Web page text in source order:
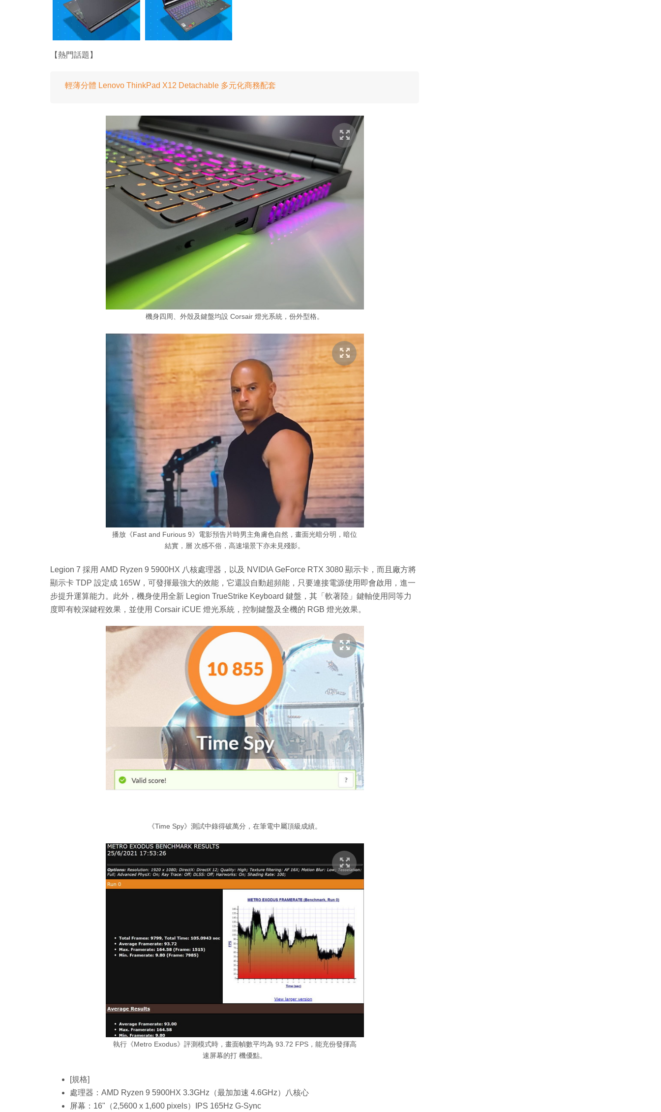
【熱門話題】
輕薄分體 Lenovo ThinkPad X12 Detachable 多元化商務配套
機身四周、外殼及鍵盤均設 Corsair 燈光系統，份外型格。
播放《Fast and Furious 9》電影預告片時男主角膚色自然，畫面光暗分明，暗位
結實，層 次感不俗，高速場景下亦未見殘影。
Legion 7 採用 AMD Ryzen 9 5900HX 八核處理器，以及 NVIDIA GeForce RTX 3080 顯示卡，而且廠方將
顯示卡 TDP 設定成 165W，可發揮最強大的效能，它還設自動超頻能，只要連接電源使用即會啟用，進一
步提升運算能力。此外，機身使用全新 Legion TrueStrike Keyboard 鍵盤，其「軟著陸」鍵軸使用同等力
度即有較深鍵程效果，並使用 Corsair iCUE 燈光系統，控制鍵盤及全機的 RGB 燈光效果。
《Time Spy》測試中錄得破萬分，在筆電中屬頂級成績。
執行《Metro Exodus》評測模式時，畫面幀數平均為 93.72 FPS，能充份發揮高
速屏幕的打 機優點。
[規格]
處理器：AMD Ryzen 9 5900HX 3.3GHz（最加加速 4.6GHz）八核心
屏幕：16"（2,5600 x 1,600 pixels）IPS 165Hz G-Sync